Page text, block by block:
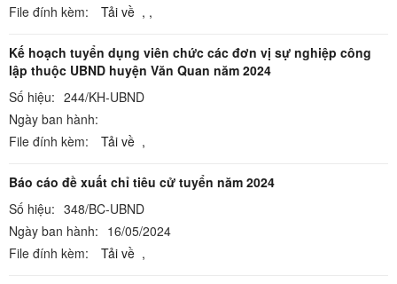
File đính kèm:
Tải về , ,
Kế hoạch tuyển dụng viên chức các đơn vị sự nghiệp công
lập thuộc UBND huyện Văn Quan năm 2024
Số hiệu: 244/KH-UBND
Ngày ban hành:
File đính kèm:
Tải về ,
Báo cáo đề xuất chỉ tiêu cử tuyển năm 2024
Số hiệu: 348/BC-UBND
Ngày ban hành: 16/05/2024
File đính kèm:
Tải về ,